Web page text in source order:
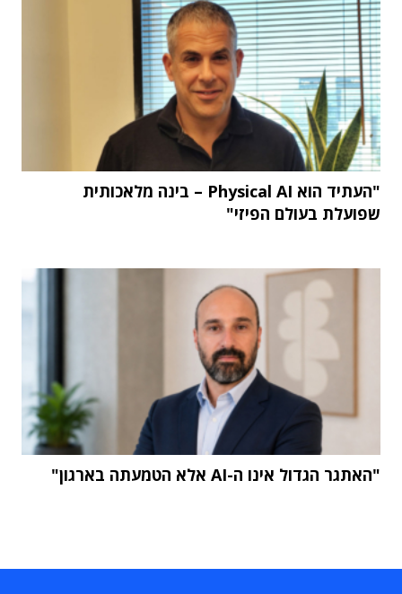
"העתיד הוא Physical AI – בינה מלאכותית
שפועלת בעולם הפיזי"
"האתגר הגדול אינו ה-AI אלא הטמעתה בארגון"